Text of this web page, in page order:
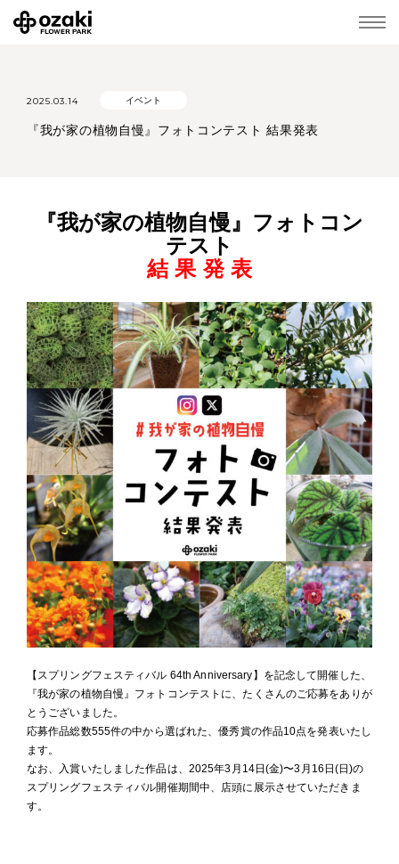
2025.03.14 イベント
『我が家の植物自慢』フォトコンテスト 結果発表
『我が家の植物自慢』フォトコン
テスト
結 果 発 表
【スプリングフェスティバル 64th Anniversary】を記念して開催した、
『我が家の植物自慢』フォトコンテストに、たくさんのご応募をありが
とうございました。
応募作品総数555件の中から選ばれた、優秀賞の作品10点を発表いたし
ます。
なお、入賞いたしました作品は、2025年3月14日(金)〜3月16日(日)の
スプリングフェスティバル開催期間中、店頭に展示させていただきま
す。